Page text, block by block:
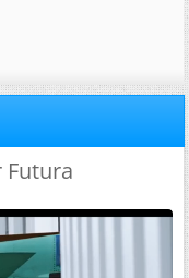
Futura